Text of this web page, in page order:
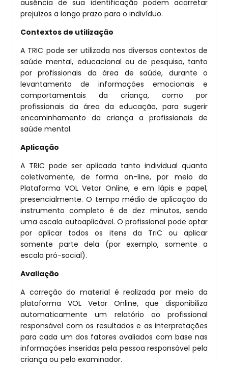
ausência de sua identificação podem acarretar
prejuízos a longo prazo para o indivíduo.
Contextos de utilização
A TRIC pode ser utilizada nos diversos contextos de
saúde mental, educacional ou de pesquisa, tanto
por profissionais da área de saúde, durante o
levantamento de informações emocionais e
comportamentais da criança, como por
profissionais da área da educação, para sugerir
encaminhamento da criança a profissionais de
saúde mental.
Aplicação
A TRIC pode ser aplicada tanto individual quanto
coletivamente, de forma on-line, por meio da
Plataforma VOL Vetor Online, e em lápis e papel,
presencialmente. O tempo médio de aplicação do
instrumento completo é de dez minutos, sendo
uma escala autoaplicável. O profissional pode optar
por aplicar todos os itens da TriC ou aplicar
somente parte dela (por exemplo, somente a
escala pró-social).
Avaliação
A correção do material é realizada por meio da
plataforma VOL Vetor Online, que disponibiliza
automaticamente um relatório ao profissional
responsável com os resultados e as interpretações
para cada um dos fatores avaliados com base nas
informações inseridas pela pessoa responsável pela
criança ou pelo examinador.